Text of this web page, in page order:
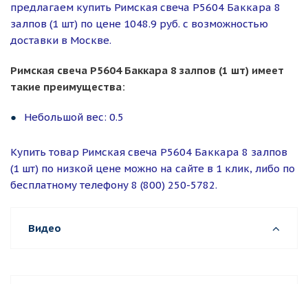
предлагаем купить Римская свеча Р5604 Баккара 8
залпов (1 шт) по цене 1048.9 руб. с возможностью
доставки в Москве.
Римская свеча Р5604 Баккара 8 залпов (1 шт) имеет
такие преимущества:
Небольшой вес: 0.5
Купить товар Римская свеча Р5604 Баккара 8 залпов
(1 шт) по низкой цене можно на сайте в 1 клик, либо по
бесплатному телефону 8 (800) 250-5782.
Видео